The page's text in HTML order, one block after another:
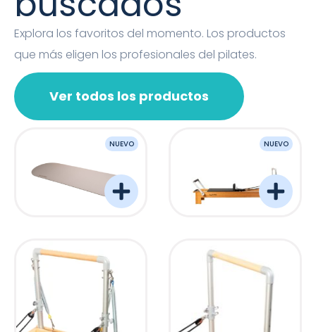
NUEVO NUEVO
Ver todos los productos
Explora los favoritos del momento. Los productos
que más eligen los profesionales del pilates.